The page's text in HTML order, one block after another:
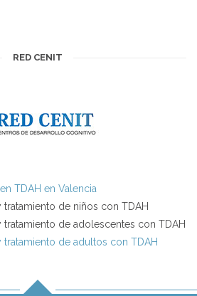
RED CENIT
TDAH en Valencia
de niños con TDAH
tratamiento de adolescentes con TDAH
tratamiento de adultos con TDAH